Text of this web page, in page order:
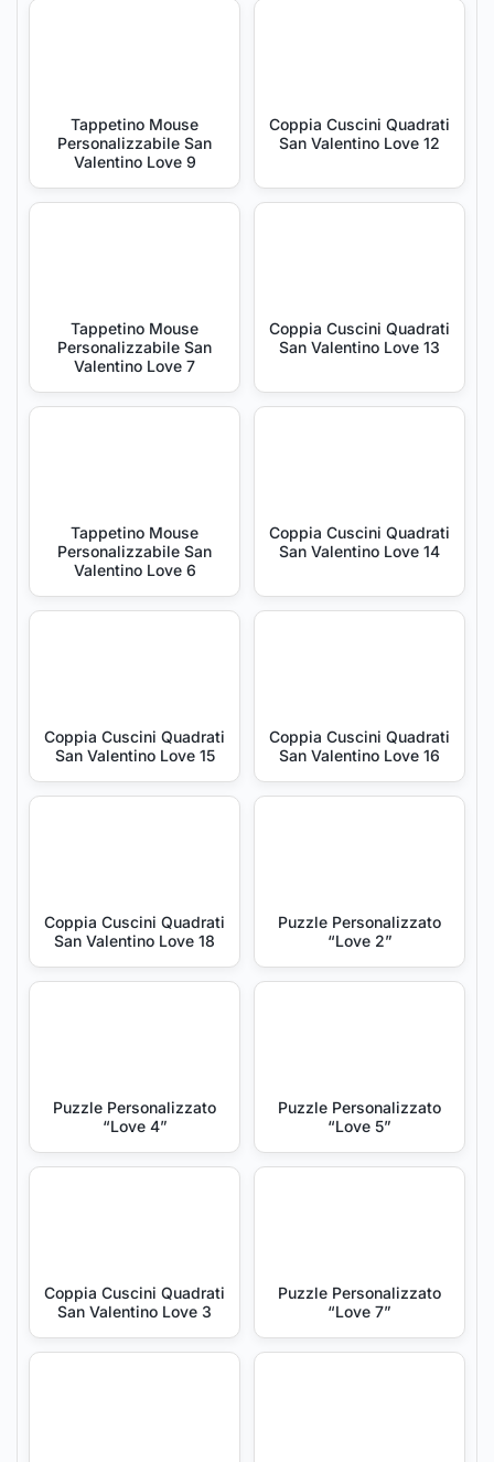
Tappetino Mouse
Personalizzabile San
Valentino Love 9
Coppia Cuscini Quadrati
San Valentino Love 12
Tappetino Mouse
Personalizzabile San
Valentino Love 7
Coppia Cuscini Quadrati
San Valentino Love 13
Tappetino Mouse
Personalizzabile San
Valentino Love 6
Coppia Cuscini Quadrati
San Valentino Love 14
Coppia Cuscini Quadrati
San Valentino Love 15
Coppia Cuscini Quadrati
San Valentino Love 16
Coppia Cuscini Quadrati
San Valentino Love 18
Puzzle Personalizzato
“Love 2”
Puzzle Personalizzato
“Love 4”
Puzzle Personalizzato
“Love 5”
Coppia Cuscini Quadrati
San Valentino Love 3
Puzzle Personalizzato
“Love 7”